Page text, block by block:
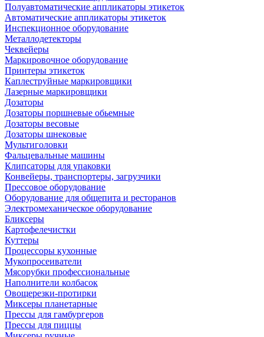
Полуавтоматические аппликаторы этикеток
Автоматические аппликаторы этикеток
Инспекционное оборудование
Металлодетекторы
Чеквейеры
Маркировочное оборудование
Принтеры этикеток
Каплеструйные маркировщики
Лазерные маркировщики
Дозаторы
Дозаторы поршневые обьемные
Дозаторы весовые
Дозаторы шнековые
Мультиголовки
Фальцевальные машины
Клипсаторы для упаковки
Конвейеры, транспортеры, загрузчики
Прессовое оборудование
Оборудование для общепита и ресторанов
Электромеханическое оборудование
Бликсеры
Картофелечистки
Куттеры
Процессоры кухонные
Мукопросеиватели
Мясорубки профессиональные
Наполнители колбасок
Овощерезки-протирки
Миксеры планетарные
Прессы для гамбургеров
Прессы для пиццы